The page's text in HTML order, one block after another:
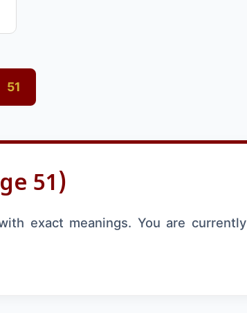
51
51)
exact meanings. You are currently